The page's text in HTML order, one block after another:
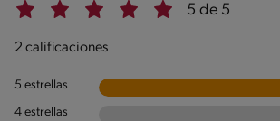
5 de 5
2 calificaciones
5 estrellas
4 estrellas